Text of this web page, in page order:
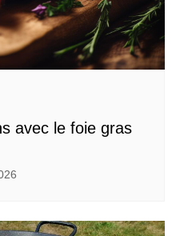
avec le foie gras